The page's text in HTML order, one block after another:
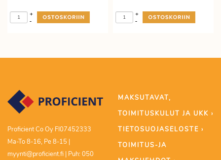
-
+
-
+
Proficient Co Oy FI07452333
Ma-To 8-16, Pe 8-15 |
myynti@proficient.fi | Puh: 050
MAKSUTAVAT,
TOIMITUSKULUT JA UKK ›
TIETOSUOJASELOSTE ›
TOIMITUS-JA